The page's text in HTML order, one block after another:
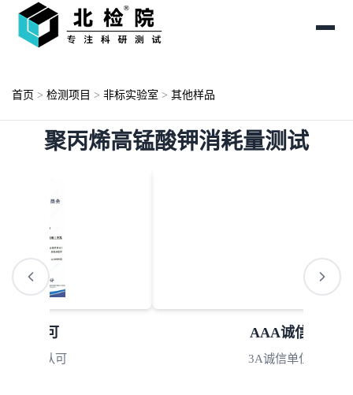
首页 > 检测项目 > 非标实验室 > 其他样品
聚丙烯高锰酸钾消耗量测试